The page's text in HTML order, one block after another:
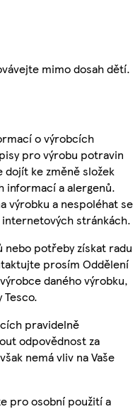
mimo dosah dětí.
o výrobcích
pro výrobu potravin
dojít ke změně složek
informací a alergenů.
výrobku a nespoléhat se
stránkách.
nebo potřeby získat radu
prosím Oddělení
daného výrobku,
Tesco.
pravidelně
odpovědnost za
nemá vliv na Vaše
pro osobní použití a